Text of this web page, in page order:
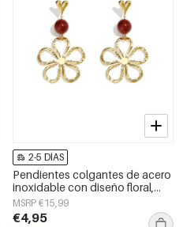
2-5 DÍAS
Pendientes colgantes de acero
inoxidable con diseño floral,
serie Daily Simple, joyería para
mujer
MSRP €15,99
€4,95